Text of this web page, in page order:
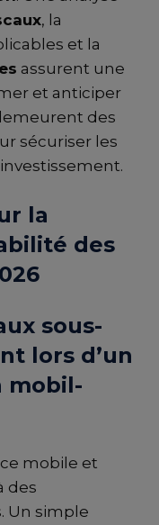
, la
et la
assurent une
et anticiper
des
sécuriser les
la
des
sous-
lors d’un
mobil-
mobile et
des
Un simple